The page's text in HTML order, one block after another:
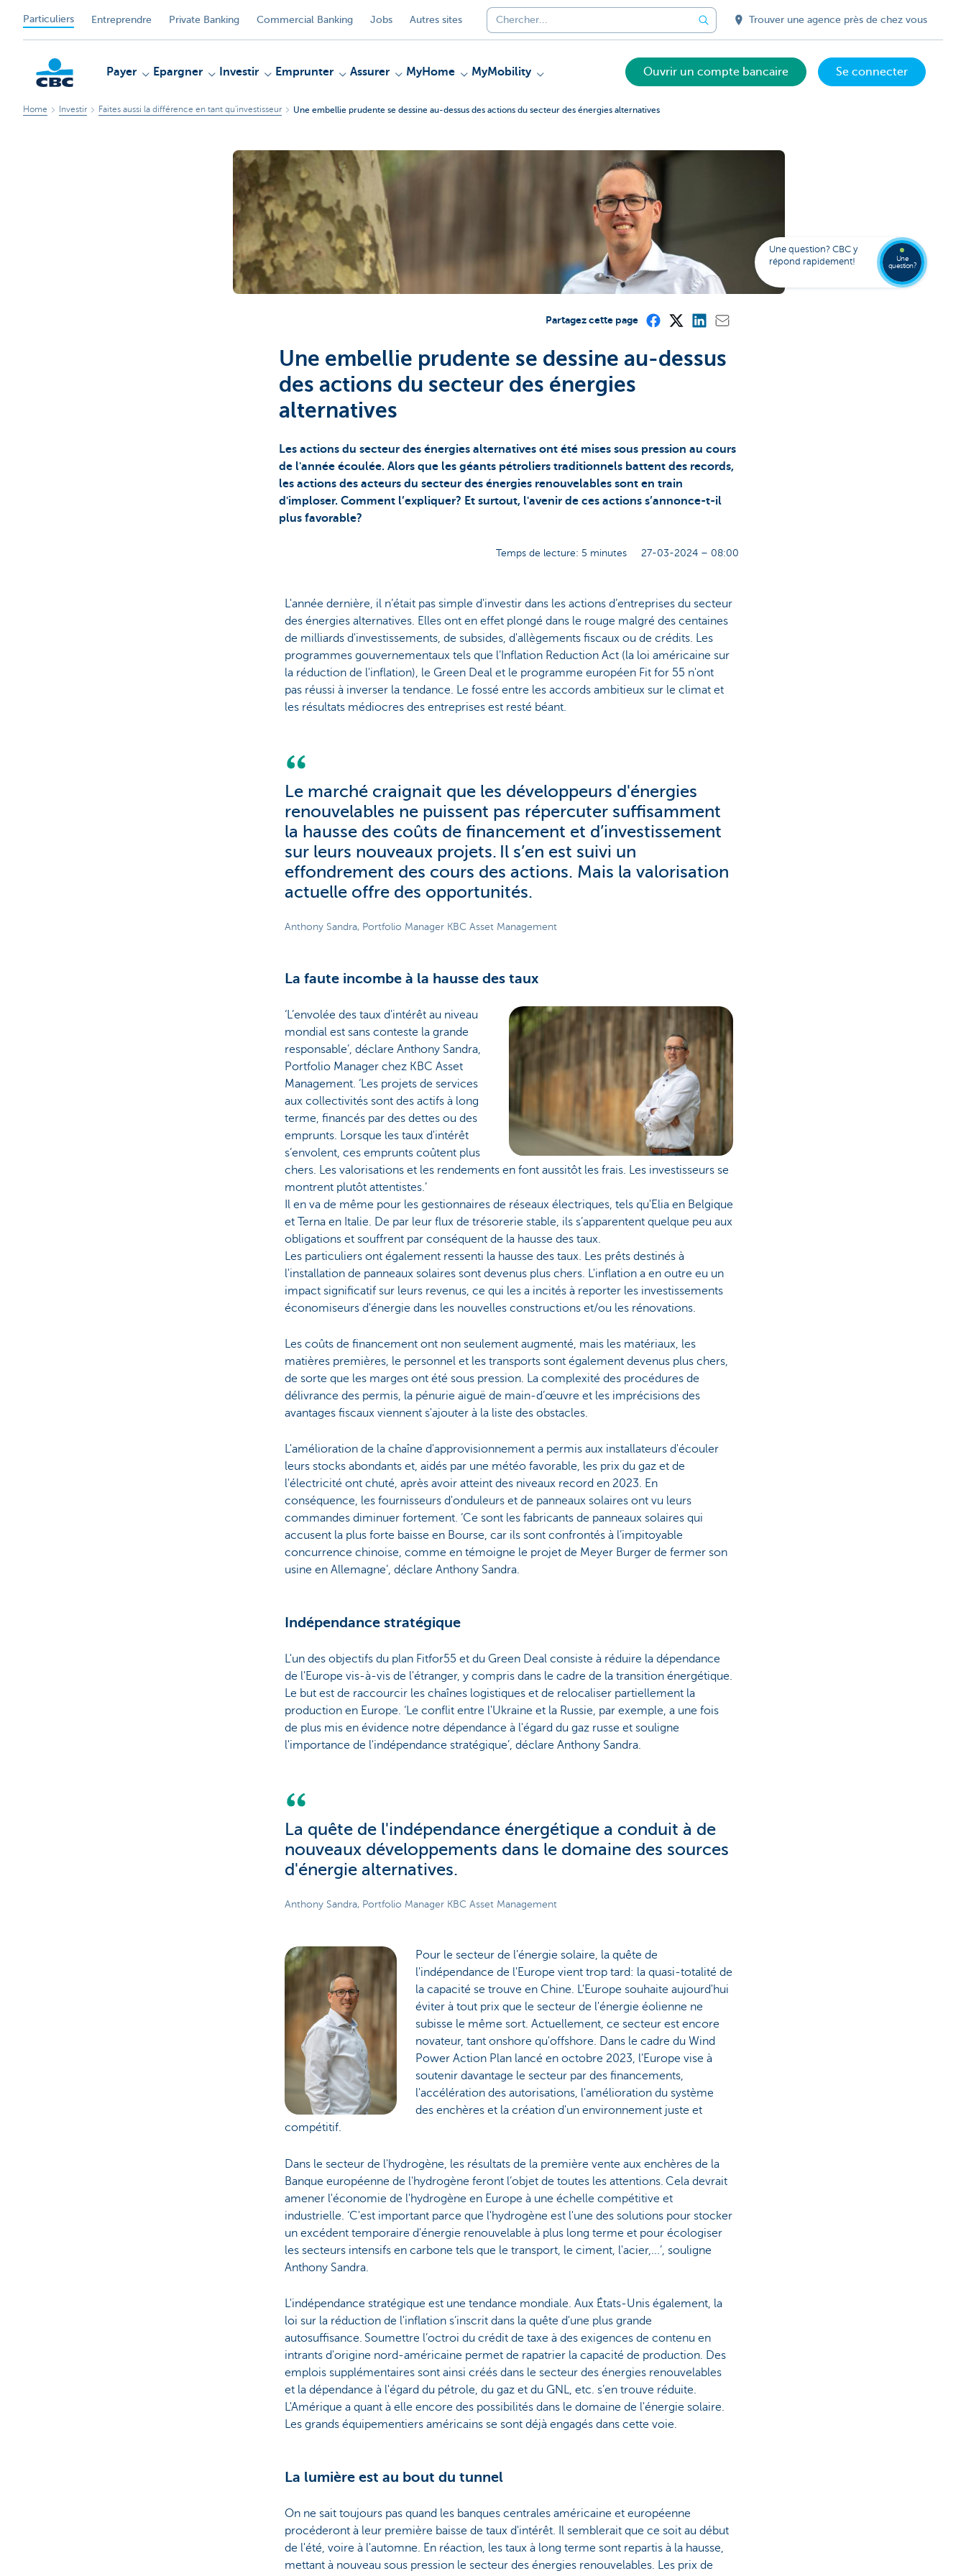
Particuliers Entreprendre Private Banking Commercial Banking Jobs Autres sites Trouver une agence près de chez vous
Payer Epargner Investir Emprunter Assurer MyHome MyMobility Ouvrir un compte bancaire Se connecter
Home Investir Faites aussi la différence en tant qu'investisseur Une embellie prudente se dessine au-dessus des actions du secteur des énergies alternatives
Partagez cette page
Une embellie prudente se dessine au-dessus
des actions du secteur des énergies
alternatives
Les actions du secteur des énergies alternatives ont été mises sous pression au cours
de l'année écoulée. Alors que les géants pétroliers traditionnels battent des records,
les actions des acteurs du secteur des énergies renouvelables sont en train
d'imploser. Comment l’expliquer? Et surtout, l'avenir de ces actions s’annonce-t-il
plus favorable?
Temps de lecture: 5 minutes 27-03-2024 – 08:00
L'année dernière, il n’était pas simple d'investir dans les actions d’entreprises du secteur
des énergies alternatives. Elles ont en effet plongé dans le rouge malgré des centaines
de milliards d'investissements, de subsides, d'allègements fiscaux ou de crédits. Les
programmes gouvernementaux tels que l’Inflation Reduction Act (la loi américaine sur
la réduction de l'inflation), le Green Deal et le programme européen Fit for 55 n'ont
pas réussi à inverser la tendance. Le fossé entre les accords ambitieux sur le climat et
les résultats médiocres des entreprises est resté béant.
Le marché craignait que les développeurs d'énergies
renouvelables ne puissent pas répercuter suffisamment
la hausse des coûts de financement et d’investissement
sur leurs nouveaux projets. Il s’en est suivi un
effondrement des cours des actions. Mais la valorisation
actuelle offre des opportunités.
Anthony Sandra, Portfolio Manager KBC Asset Management
La faute incombe à la hausse des taux
‘L’envolée des taux d'intérêt au niveau
mondial est sans conteste la grande
responsable’, déclare Anthony Sandra,
Portfolio Manager chez KBC Asset
Management. ‘Les projets de services
aux collectivités sont des actifs à long
terme, financés par des dettes ou des
emprunts. Lorsque les taux d'intérêt
s’envolent, ces emprunts coûtent plus
chers. Les valorisations et les rendements en font aussitôt les frais. Les investisseurs se
montrent plutôt attentistes.’
Il en va de même pour les gestionnaires de réseaux électriques, tels qu'Elia en Belgique
et Terna en Italie. De par leur flux de trésorerie stable, ils s’apparentent quelque peu aux
obligations et souffrent par conséquent de la hausse des taux.
Les particuliers ont également ressenti la hausse des taux. Les prêts destinés à
l'installation de panneaux solaires sont devenus plus chers. L'inflation a en outre eu un
impact significatif sur leurs revenus, ce qui les a incités à reporter les investissements
économiseurs d'énergie dans les nouvelles constructions et/ou les rénovations.
Les coûts de financement ont non seulement augmenté, mais les matériaux, les
matières premières, le personnel et les transports sont également devenus plus chers,
de sorte que les marges ont été sous pression. La complexité des procédures de
délivrance des permis, la pénurie aiguë de main-d’œuvre et les imprécisions des
avantages fiscaux viennent s'ajouter à la liste des obstacles.
L'amélioration de la chaîne d'approvisionnement a permis aux installateurs d'écouler
leurs stocks abondants et, aidés par une météo favorable, les prix du gaz et de
l'électricité ont chuté, après avoir atteint des niveaux record en 2023. En
conséquence, les fournisseurs d'onduleurs et de panneaux solaires ont vu leurs
commandes diminuer fortement. ‘Ce sont les fabricants de panneaux solaires qui
accusent la plus forte baisse en Bourse, car ils sont confrontés à l’impitoyable
concurrence chinoise, comme en témoigne le projet de Meyer Burger de fermer son
usine en Allemagne’, déclare Anthony Sandra.
Indépendance stratégique
L'un des objectifs du plan Fitfor55 et du Green Deal consiste à réduire la dépendance
de l'Europe vis-à-vis de l'étranger, y compris dans le cadre de la transition énergétique.
Le but est de raccourcir les chaînes logistiques et de relocaliser partiellement la
production en Europe. ‘Le conflit entre l'Ukraine et la Russie, par exemple, a une fois
de plus mis en évidence notre dépendance à l'égard du gaz russe et souligne
l'importance de l'indépendance stratégique’, déclare Anthony Sandra.
La quête de l'indépendance énergétique a conduit à de
nouveaux développements dans le domaine des sources
d'énergie alternatives.
Anthony Sandra, Portfolio Manager KBC Asset Management
Pour le secteur de l’énergie solaire, la quête de
l'indépendance de l'Europe vient trop tard: la quasi-totalité de
la capacité se trouve en Chine. L'Europe souhaite aujourd'hui
éviter à tout prix que le secteur de l'énergie éolienne ne
subisse le même sort. Actuellement, ce secteur est encore
novateur, tant onshore qu'offshore. Dans le cadre du Wind
Power Action Plan lancé en octobre 2023, l'Europe vise à
soutenir davantage le secteur par des financements,
l'accélération des autorisations, l'amélioration du système
des enchères et la création d'un environnement juste et
compétitif.
Dans le secteur de l'hydrogène, les résultats de la première vente aux enchères de la
Banque européenne de l'hydrogène feront l’objet de toutes les attentions. Cela devrait
amener l'économie de l'hydrogène en Europe à une échelle compétitive et
industrielle. ‘C'est important parce que l'hydrogène est l'une des solutions pour stocker
un excédent temporaire d'énergie renouvelable à plus long terme et pour écologiser
les secteurs intensifs en carbone tels que le transport, le ciment, l'acier,...’, souligne
Anthony Sandra.
L'indépendance stratégique est une tendance mondiale. Aux États-Unis également, la
loi sur la réduction de l'inflation s’inscrit dans la quête d'une plus grande
autosuffisance. Soumettre l’octroi du crédit de taxe à des exigences de contenu en
intrants d'origine nord-américaine permet de rapatrier la capacité de production. Des
emplois supplémentaires sont ainsi créés dans le secteur des énergies renouvelables
et la dépendance à l'égard du pétrole, du gaz et du GNL, etc. s’en trouve réduite.
L'Amérique a quant à elle encore des possibilités dans le domaine de l'énergie solaire.
Les grands équipementiers américains se sont déjà engagés dans cette voie.
La lumière est au bout du tunnel
On ne sait toujours pas quand les banques centrales américaine et européenne
procéderont à leur première baisse de taux d'intérêt. Il semblerait que ce soit au début
de l'été, voire à l'automne. En réaction, les taux à long terme sont repartis à la hausse,
mettant à nouveau sous pression le secteur des énergies renouvelables. Les prix de
Une question? CBC y
répond rapidement!
Une
question?